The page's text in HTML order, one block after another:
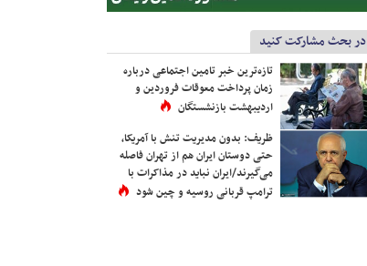
در بحث مشارکت کنید
تازه‌ترین خبر تامین اجتماعی درباره
زمان پرداخت معوقات فروردین و
اردیبهشت بازنشستگان
ظریف: بدون مدیریت تنش با آمریکا،
حتی دوستان ایران هم از تهران فاصله
می‌گیرند/ایران نباید در مذاکرات با
ترامپ قربانی روسیه و چین شود